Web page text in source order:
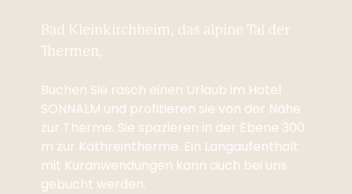
Bad Kleinkirchheim, das alpine Tal der
Thermen,
Buchen Sie rasch einen Urlaub im Hotel
SONNALM und profitieren sie von der Nähe
zur Therme. Sie spazieren in der Ebene 300
m zur Kathreintherme. Ein Langaufenthalt
mit Kuranwendungen kann auch bei uns
gebucht werden.